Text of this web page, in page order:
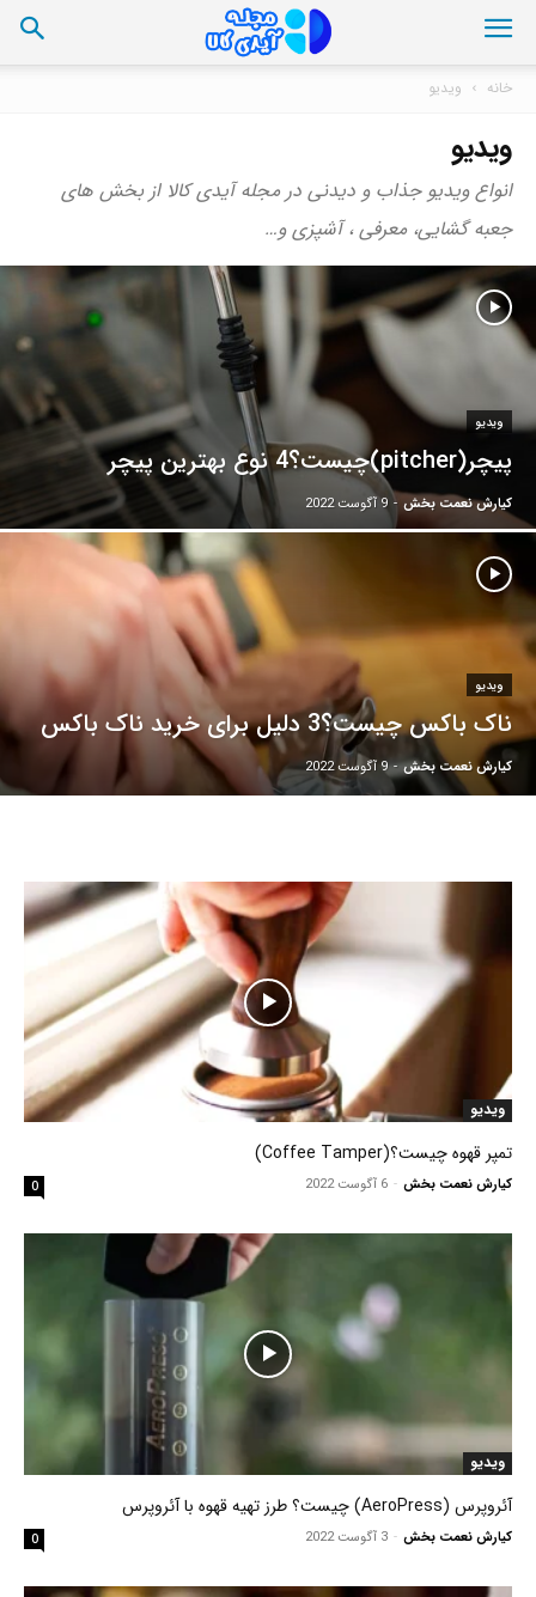
خانه ویدیو
ویدیو
انواع ویدیو جذاب و دیدنی در مجله آیدی کالا از بخش های
جعبه گشایی، معرفی ، آشپزی و…
ویدیو
پیچر(pitcher)چیست؟4 نوع بهترین پیچر
کیارش نعمت بخش - 9 آگوست 2022
ویدیو
ناک باکس چیست؟3 دلیل برای خرید ناک باکس
کیارش نعمت بخش - 9 آگوست 2022
ویدیو
تمپر قهوه چیست؟(Coffee Tamper)
کیارش نعمت بخش - 6 آگوست 2022 0
ویدیو
آئروپرس (AeroPress) چیست؟ طرز تهیه قهوه با آئروپرس
کیارش نعمت بخش - 3 آگوست 2022 0